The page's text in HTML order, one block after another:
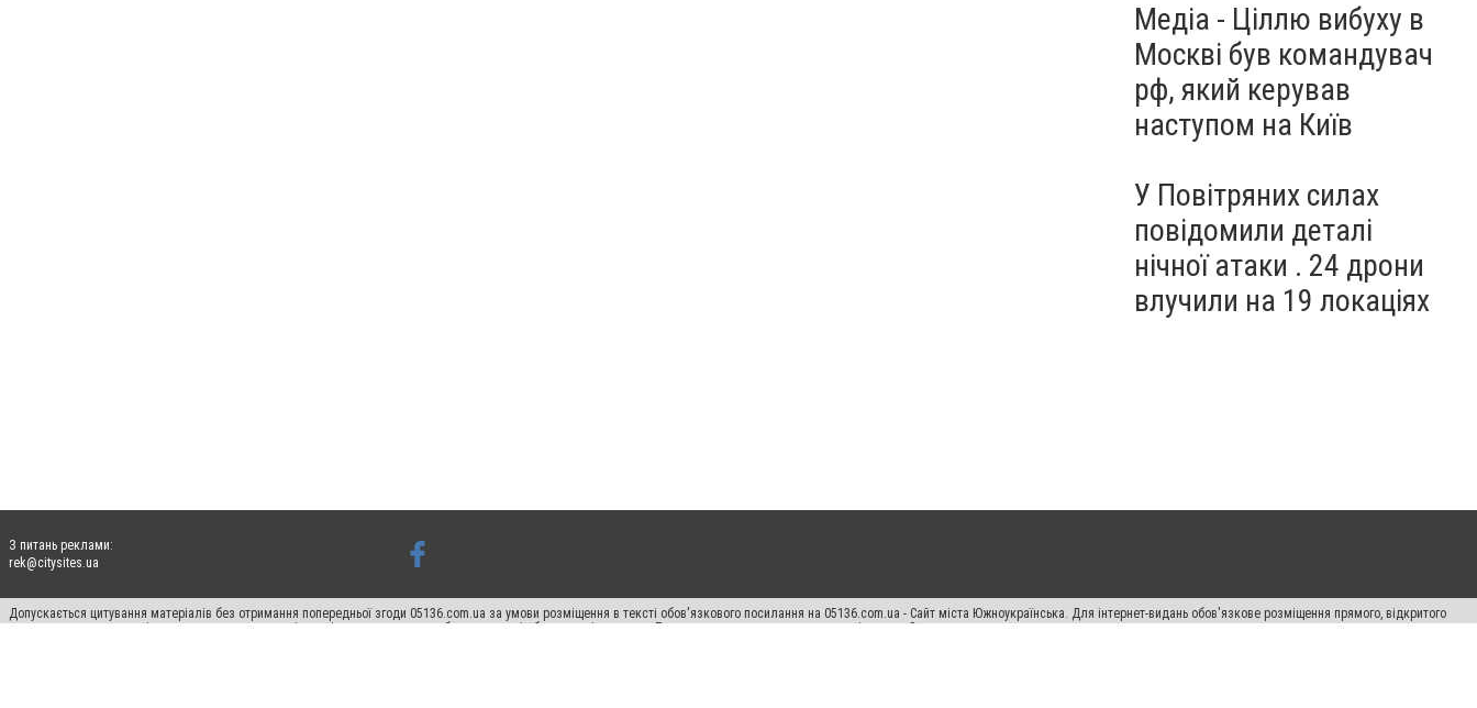
Медіа - Ціллю вибуху в
Москві був командувач
рф, який керував
наступом на Київ
У Повітряних силах
повідомили деталі
нічної атаки . 24 дрони
влучили на 19 локаціях
З питань реклами:
rek@citysites.ua
Допускається цитування матеріалів без отримання попередньої згоди 05136.com.ua за умови розміщення в тексті обов'язкового посилання на 05136.com.ua - Сайт міста Южноукраїнська. Для інтернет-видань обов'язкове розміщення прямого, відкритого
для пошукових систем гіперпосилання на цитовані статті не нижче другого абзацу в тексті або в якості джерела. Порушення виняткових прав переслідується Законом.